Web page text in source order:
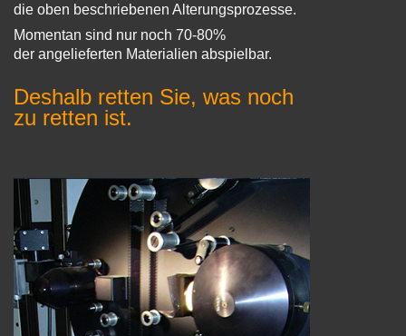
die oben beschriebenen Alterungsprozesse.
Momentan sind nur noch 70-80%
der angelieferten Materialien abspielbar.
Deshalb retten Sie, was noch
zu retten ist.